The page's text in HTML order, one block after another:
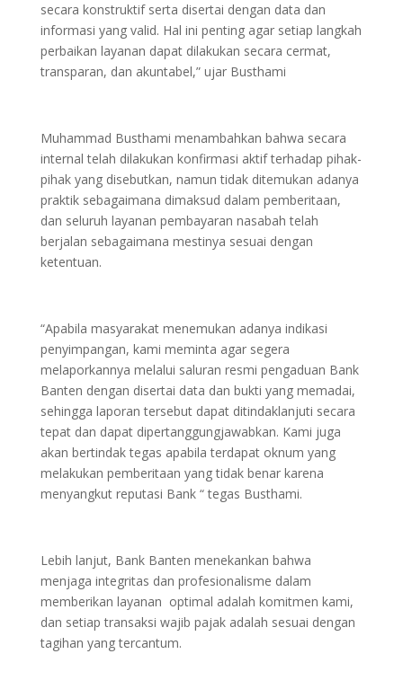
secara konstruktif serta disertai dengan data dan
informasi yang valid. Hal ini penting agar setiap langkah
perbaikan layanan dapat dilakukan secara cermat,
transparan, dan akuntabel,” ujar Busthami
Muhammad Busthami menambahkan bahwa secara
internal telah dilakukan konfirmasi aktif terhadap pihak-
pihak yang disebutkan, namun tidak ditemukan adanya
praktik sebagaimana dimaksud dalam pemberitaan,
dan seluruh layanan pembayaran nasabah telah
berjalan sebagaimana mestinya sesuai dengan
ketentuan.
“Apabila masyarakat menemukan adanya indikasi
penyimpangan, kami meminta agar segera
melaporkannya melalui saluran resmi pengaduan Bank
Banten dengan disertai data dan bukti yang memadai,
sehingga laporan tersebut dapat ditindaklanjuti secara
tepat dan dapat dipertanggungjawabkan. Kami juga
akan bertindak tegas apabila terdapat oknum yang
melakukan pemberitaan yang tidak benar karena
menyangkut reputasi Bank “ tegas Busthami.
Lebih lanjut, Bank Banten menekankan bahwa
menjaga integritas dan profesionalisme dalam
memberikan layanan optimal adalah komitmen kami,
dan setiap transaksi wajib pajak adalah sesuai dengan
tagihan yang tercantum.